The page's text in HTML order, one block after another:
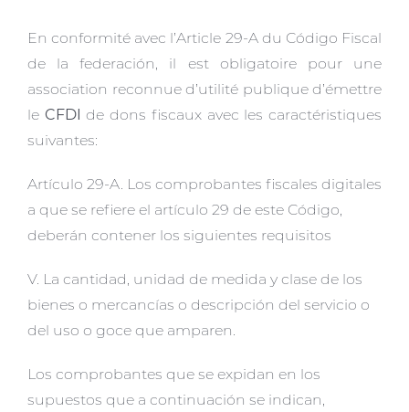
En conformité avec l’Article 29-A du Código Fiscal
de la federación, il est obligatoire pour une
association reconnue d’utilité publique d’émettre
le CFDI de dons fiscaux avec les caractéristiques
suivantes:
Artículo 29-A. Los comprobantes fiscales digitales
a que se refiere el artículo 29 de este Código,
deberán contener los siguientes requisitos
V. La cantidad, unidad de medida y clase de los
bienes o mercancías o descripción del servicio o
del uso o goce que amparen.
Los comprobantes que se expidan en los
supuestos que a continuación se indican,